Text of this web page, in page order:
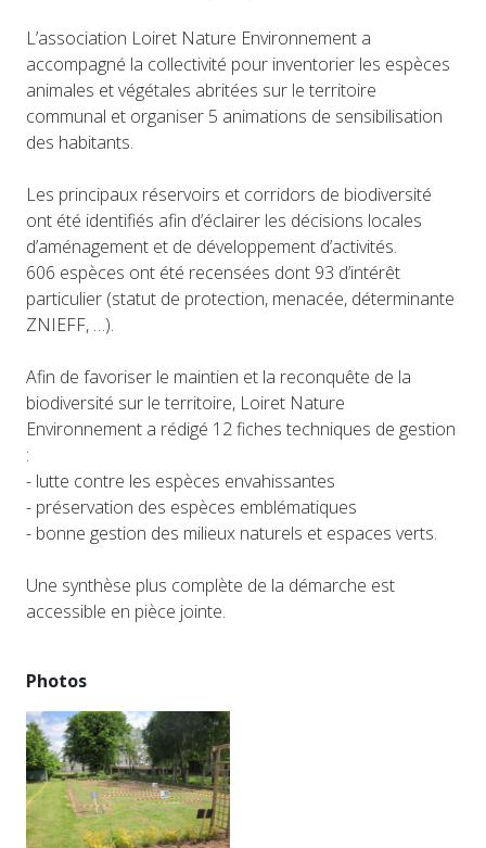
L’association Loiret Nature Environnement a
accompagné la collectivité pour inventorier les espèces
animales et végétales abritées sur le territoire
communal et organiser 5 animations de sensibilisation
des habitants.
Les principaux réservoirs et corridors de biodiversité
ont été identifiés afin d’éclairer les décisions locales
d’aménagement et de développement d’activités.
606 espèces ont été recensées dont 93 d’intérêt
particulier (statut de protection, menacée, déterminante
ZNIEFF, …).
Afin de favoriser le maintien et la reconquête de la
biodiversité sur le territoire, Loiret Nature
Environnement a rédigé 12 fiches techniques de gestion
:
- lutte contre les espèces envahissantes
- préservation des espèces emblématiques
- bonne gestion des milieux naturels et espaces verts.
Une synthèse plus complète de la démarche est
accessible en pièce jointe.
Photos